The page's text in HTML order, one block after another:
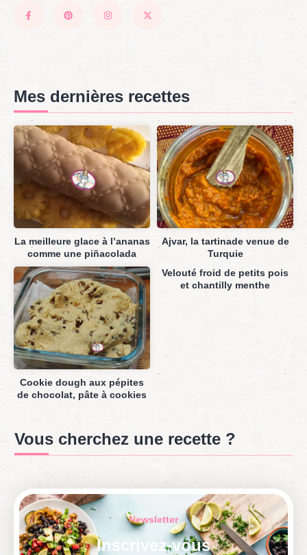
Mes dernières recettes
La meilleure glace à l’ananas
comme une piñacolada
Ajvar, la tartinade venue de
Turquie
Cookie dough aux pépites
de chocolat, pâte à cookies
Velouté froid de petits pois
et chantilly menthe
Vous cherchez une recette ?
Newsletter
Inscrivez-vous